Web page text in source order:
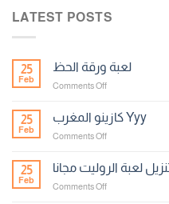
LATEST POSTS
25
Feb
لعبة ورقة الحظ
Comments Offon
ورقة
الحظ
25
Feb
كازينو المغرب Yyy
Comments Offon
المغرب
Yyy
25
Feb
لعبة الروليت مجانا
Comments Offon